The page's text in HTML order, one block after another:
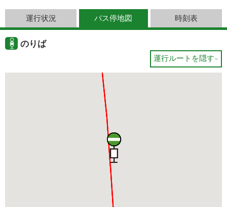
運行状況 バス停地図 時刻表
のりば
運行ルートを隠す